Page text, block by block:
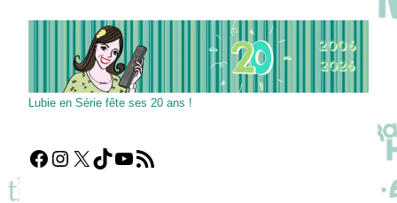
Lubie en Série fête ses 20 ans !
Facebook
Instagram
X TikTokYouTube
Flux RSS